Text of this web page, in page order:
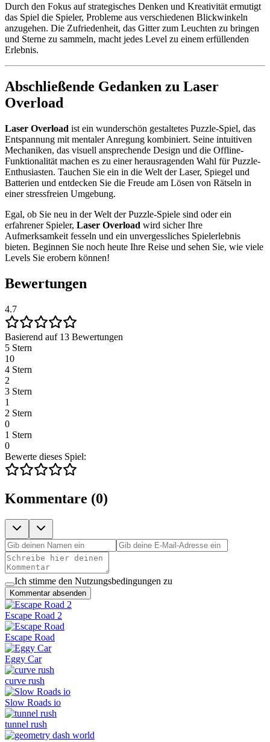
Durch den Fokus auf strategisches Denken und Kreativität ermutigt
das Spiel die Spieler, Probleme aus verschiedenen Blickwinkeln
anzugehen. Die Zufriedenheit, das Gitter zum Leuchten zu bringen
und Sterne zu sammeln, macht jedes Level zu einem erfüllenden
Erlebnis.
Abschließende Gedanken zu Laser
Overload
Laser Overload ist ein wunderschön gestaltetes Puzzle-Spiel, das
Entspannung mit mentaler Anregung kombiniert. Seine intuitiven
Mechaniken, das visuell ansprechende Design und die Offline-
Funktionalität machen es zu einer herausragenden Wahl für Puzzle-
Enthusiasten. Tauchen Sie ein in die Welt der Laser, Spiegel und
Batterien und entdecken Sie die Freude am Lösen von Rätseln in
einer stressfreien Umgebung.
Egal, ob Sie neu in der Welt der Puzzle-Spiele sind oder ein
erfahrener Spieler, Laser Overload wird sicher Ihre
Aufmerksamkeit fesseln und ein unvergessliches Spielerlebnis
bieten. Beginnen Sie noch heute Ihre Reise und sehen Sie, wie viele
Levels Sie erobern können!
Bewertungen
4.7
Basierend auf 13 Bewertungen
5 Stern
10
4 Stern
2
3 Stern
1
2 Stern
0
1 Stern
0
Bewerte dieses Spiel:
Kommentare (0)
Ich stimme den Nutzungsbedingungen zu
Kommentar absenden
Escape Road 2
Escape Road
Eggy Car
curve rush
Slow Roads io
tunnel rush